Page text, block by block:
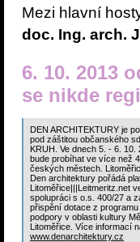
Mezi hlavní
doc. Ing. arch.
6. 10. 2013
se nikde
DEN ARCHITEKTURY je
pod záštitou občanského
KRUH. Ve dnech 5. - 6. 10.
bude probíhat ve více než
českých městech.
Den architektury pořádá
Litoměřice|||Leitmeritz.net
spolupráci s o.s. 400/27 a
přispění dotace z programu
podpory v oblasti kultury
Litoměřice. Více informací
www.denarchitektury.cz